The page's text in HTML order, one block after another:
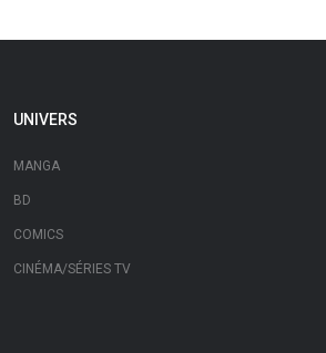
UNIVERS
MANGA
BD
COMICS
CINÉMA/SÉRIES TV